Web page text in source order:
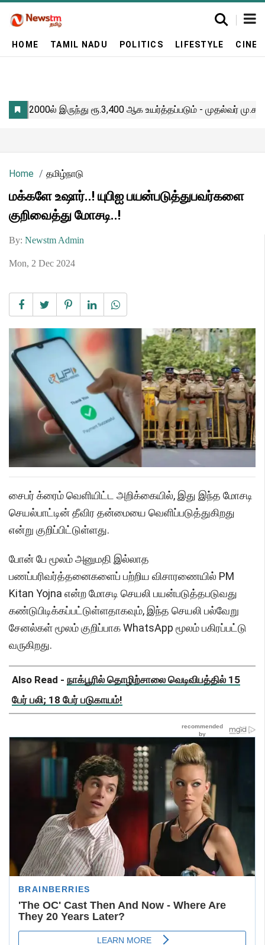
HOME TAMIL NADU POLITICS LIFESTYLE
Home தமிழ்நாடு
மக்களே உஷார்..! யுபிஐ பயன்படுத்துபவர்களை
குறிவைத்து மோசடி..!
By: Newstm Admin
Mon, 2 Dec 2024
சைபர் க்ரைம் வெளியிட்ட அறிக்கையில், இது இந்த மோசடி
செயல்பாட்டின் தீவிர தன்மையை வெளிப்படுத்துகிறது
என்று குறிப்பிட்டுள்ளது.
போன் பே மூலம் அனுமதி இல்லாத
பணப்பரிவர்த்தனைகளைப் பற்றிய விசாரணையில் PM
Kitan Yojna என்ற மோசடி செயலி பயன்படுத்தபடுவது
கண்டுபிடிக்கப்பட்டுள்ளதாகவும், இந்த செயலி பல்வேறு
சேனல்கள் மூலம் குறிப்பாக WhatsApp மூலம் பகிரப்பட்டு
வருகிறது.
Also Read - நாக்பூரில் தொழிற்சாலை வெடிவிபத்தில் 15
பேர் பலி; 18 பேர் படுகாயம்!